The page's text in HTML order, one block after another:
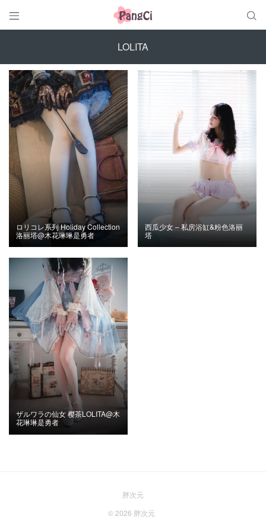
 
LOLITA
ロリコレ系列 Holiday Collection
洛丽塔@木花琳琳是勇者
西瓜少女 – 私房浴缸&粉色洛丽
塔
ザルワラの仙女 樱茶LOLITA@木
花琳琳是勇者
胖次元
© 2026 胖次元